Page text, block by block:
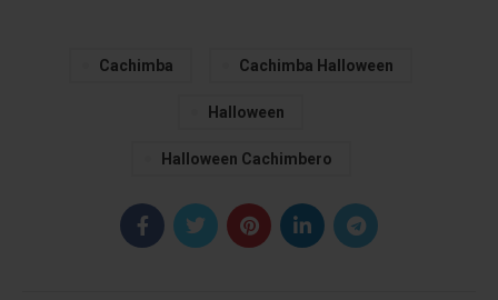
Cachimba Cachimba Halloween
Halloween
Halloween Cachimbero